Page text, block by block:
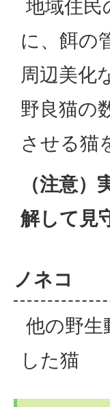
地域住民
に、餌の
周辺美化
野良猫の
させる猫
（注意
解して見
ノネコ
他の野生
した猫